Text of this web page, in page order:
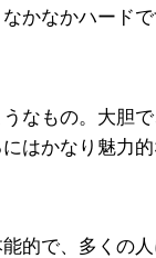
かなかハードで
なもの。大胆で
はかなり魅力的
的で、多くの